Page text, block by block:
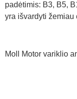
padėtimis: B3, B5,
yra išvardyti
Moll Motor variklio